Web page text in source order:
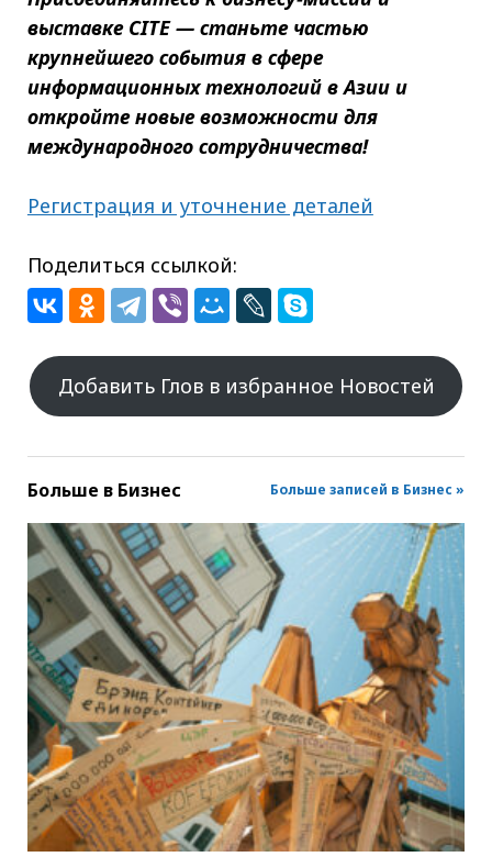
выставке CITE — станьте частью
крупнейшего события в сфере
информационных технологий в Азии и
откройте новые возможности для
международного сотрудничества!
Регистрация и уточнение деталей
Поделиться ссылкой:
Добавить Глов в избранное Новостей
Больше в Бизнес Больше записей в Бизнес »